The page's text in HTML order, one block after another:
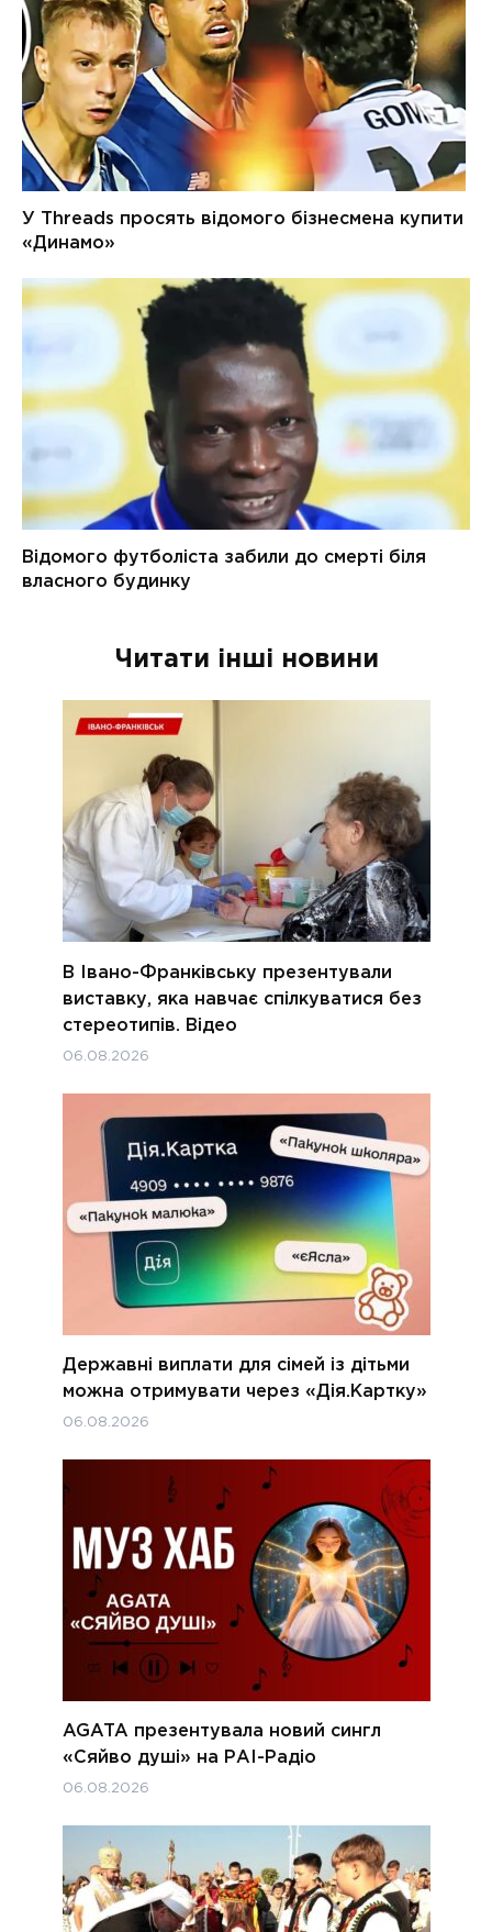
Читати інші новини
В Івано-Франківську презентували
виставку, яка навчає спілкуватися без
стереотипів. Відео
06.08.2026
Державні виплати для сімей із дітьми
можна отримувати через «Дія.Картку»
06.08.2026
AGATA презентувала новий сингл
«Сяйво душі» на РАІ-Радіо
06.08.2026